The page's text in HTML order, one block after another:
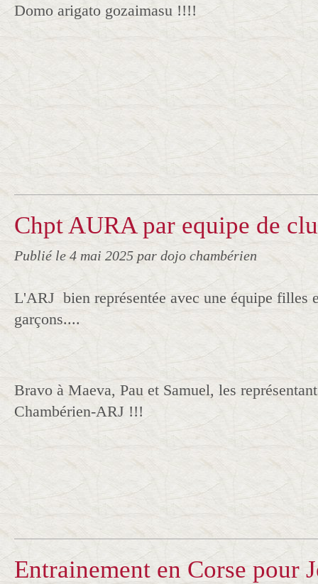
Domo arigato gozaimasu !!!!
Chpt AURA par equipe de
Publié le 4 mai 2025 par dojo chambérien
L'ARJ bien représentée avec une équipe filles
garçons....
Bravo à Maeva, Pau et Samuel, les
Chambérien-ARJ !!!
Entrainement en Corse pour